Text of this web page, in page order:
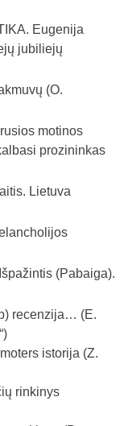
Eugenija
jubiliejų
(O.
motinos
prozininkas
Lietuva
(Pabaiga).
recenzija… (E.
istorija (Z.
rinkinys